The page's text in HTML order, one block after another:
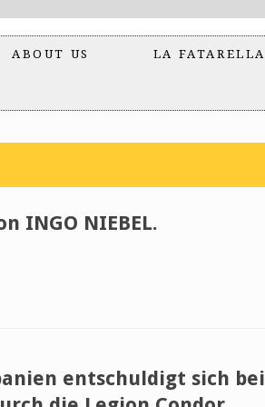
ABOUT US LA FATARELLA
INGO NIEBEL.
entschuldigt sich bei